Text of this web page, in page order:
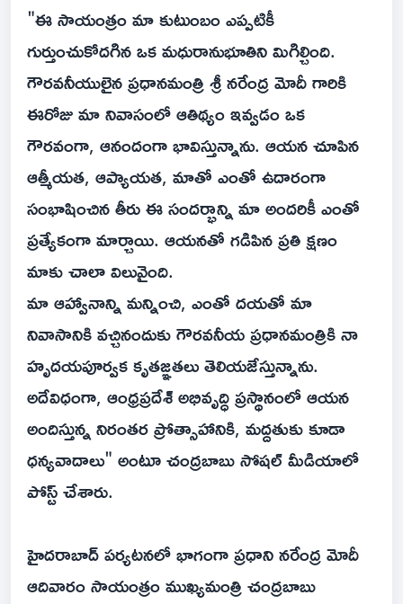
"ఈ సాయంత్రం మా కుటుంబం ఎప్పటికీ
గుర్తుంచుకోదగిన ఒక మధురానుభూతిని మిగిల్చింది.
గౌరవనీయులైన ప్రధానమంత్రి శ్రీ నరేంద్ర మోదీ గారికి
ఈరోజు మా నివాసంలో ఆతిథ్యం ఇవ్వడం ఒక
గౌరవంగా, ఆనందంగా భావిస్తున్నాను. ఆయన చూపిన
ఆత్మీయత, ఆప్యాయత, మాతో ఎంతో ఉదారంగా
సంభాషించిన తీరు ఈ సందర్భాన్ని మా అందరికీ ఎంతో
ప్రత్యేకంగా మార్చాయి. ఆయనతో గడిపిన ప్రతి క్షణం
మాకు చాలా విలువైంది.
మా ఆహ్వానాన్ని మన్నించి, ఎంతో దయతో మా
నివాసానికి వచ్చినందుకు గౌరవనీయ ప్రధానమంత్రికి నా
హృదయపూర్వక కృతజ్ఞతలు తెలియజేస్తున్నాను.
అదేవిధంగా, ఆంధ్రప్రదేశ్ అభివృద్ధి ప్రస్థానంలో ఆయన
అందిస్తున్న నిరంతర ప్రోత్సాహానికి, మద్దతుకు కూడా
ధన్యవాదాలు" అంటూ చంద్రబాబు సోషల్ మీడియాలో
పోస్ట్ చేశారు.
హైదరాబాద్ పర్యటనలో భాగంగా ప్రధాని నరేంద్ర మోదీ
ఆదివారం సాయంత్రం ముఖ్యమంత్రి చంద్రబాబు